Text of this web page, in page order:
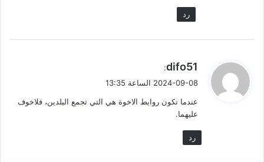
رد
ي
ق
ل
difo51
:
2024-09-08 الساعة 13:35
عندما تكون روابط الاخوة هي التي تجمع البلدين، فلاخوف
عليهما.
رد